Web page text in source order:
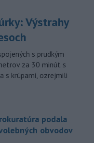
Výstrahy
s prudkým
za 30 minút s
s krúpami, ozrejmili
podala
obvodov